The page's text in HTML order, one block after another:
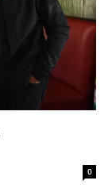
0